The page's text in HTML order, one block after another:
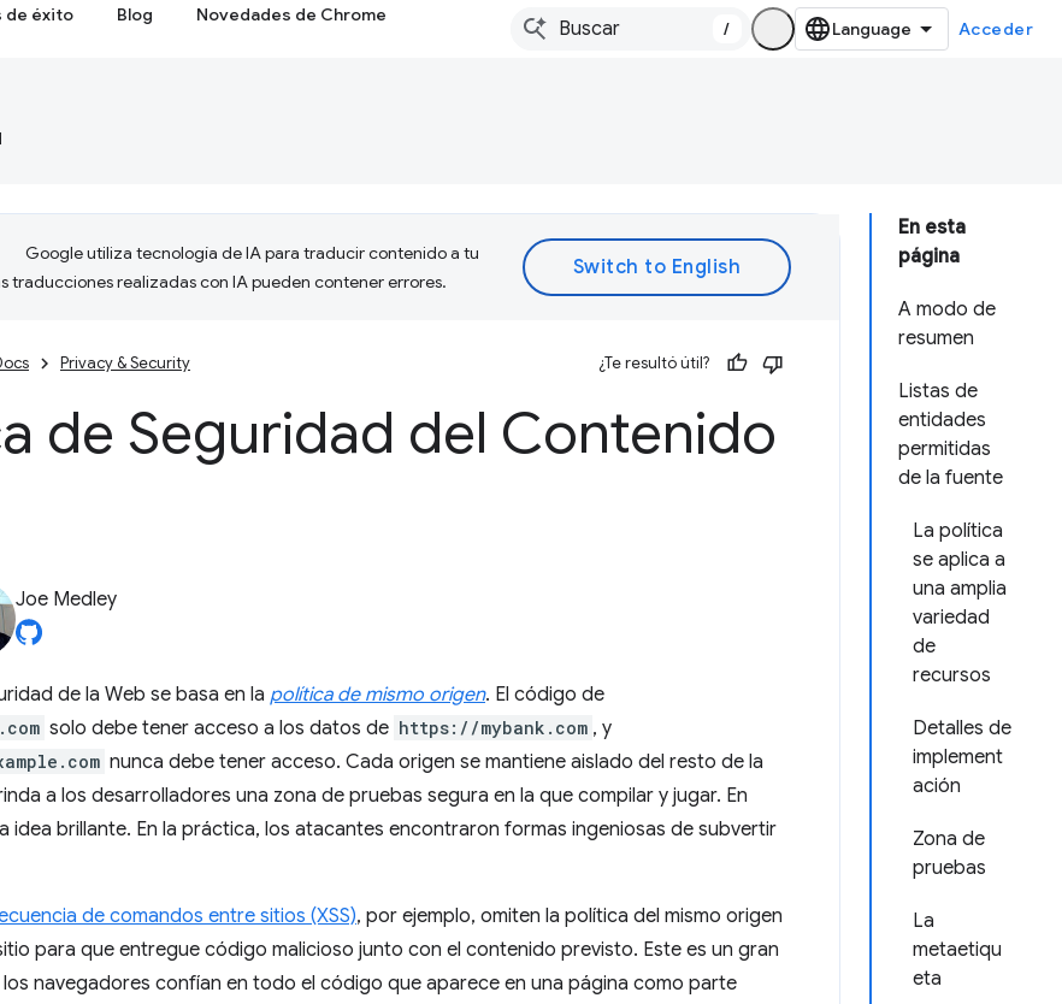
de éxito Blog Novedades de Chrome
/ Acceder
En esta
página
A modo de
resumen
Listas de
entidades
permitidas
de la fuente
La política
se aplica a
una amplia
variedad
de
recursos
Detalles de
implement
ación
Zona de
pruebas
La
metaetiqu
eta
Google utiliza tecnología de IA para traducir contenido a tu
traducciones realizadas con IA pueden contener errores.
Privacy & Security ¿Te resultó útil?
de Seguridad del Contenido
Joe Medley
de la Web se basa en la política de mismo origen. El código de
solo debe tener acceso a los datos de https://mybank.com , y
nunca debe tener acceso. Cada origen se mantiene aislado del resto de la
a los desarrolladores una zona de pruebas segura en la que compilar y jugar. En
idea brillante. En la práctica, los atacantes encontraron formas ingeniosas de subvertir
de comandos entre sitios (XSS), por ejemplo, omiten la política del mismo origen
para que entregue código malicioso junto con el contenido previsto. Este es un gran
navegadores confían en todo el código que aparece en una página como parte